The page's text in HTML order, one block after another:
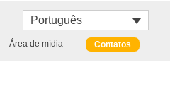
Português
Área de mídia Contatos